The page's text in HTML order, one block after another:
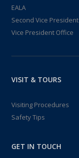
EALA
Second Vice President
Vice President Office
VISIT & TOURS
Visiting Procedures
Safety Tips
GET IN TOUCH